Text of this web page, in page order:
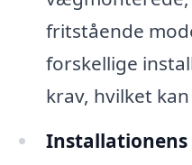
fritstående
forskellige
krav, hvilket